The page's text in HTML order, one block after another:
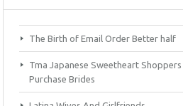
The Birth of Email Order Better half
Tma Japanese Sweetheart
Purchase Brides